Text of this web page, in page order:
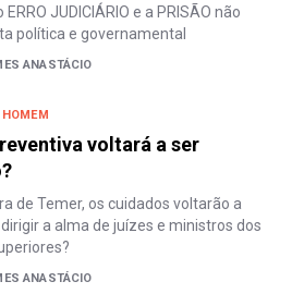
JUDICIÁRIO e a PRISÃO não
política e governamental
ANASTÁCIO
HOMEM
voltará a ser
de Temer, os cuidados voltarão a
a alma de juízes e ministros dos
ANASTÁCIO